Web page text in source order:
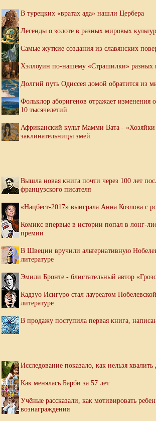
В турецких «вратах ада» нашли Цербера
Легенды о золоте в разных мировых
Самые жуткие создания из славянских
Хэллоуин по-нашему «Страшилки» разных
Долгий путь Одиссея домой обратится из
Фольклор аборигенов отражает изменения
10 тысячелетий
Африканский культ Мамми Вата -
заклинательницы змей
Вышла новая книга почти через 100 лет
французского писателя
«Нацбест-2017» выиграла Анна Козлова с
Комикс впервые в истории попал в лонг-
премии
В Швеции вручили альтернативную
литературе
Эмили Бронте - блистательный автор
Кадзуо Исигуро стал лауреатом
литературе
В продажу поступила первая книга,
Исследование показало, как нельзя хвалить
Как менялась Барби за 57 лет
Учёные рассказали, как мотивировать
вознаграждения